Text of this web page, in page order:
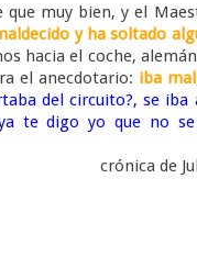
muy bien, y el
y ha soltado
hacia el coche,
el anecdotario: iba
del circuito?, se iba
te digo yo que no
crónica de